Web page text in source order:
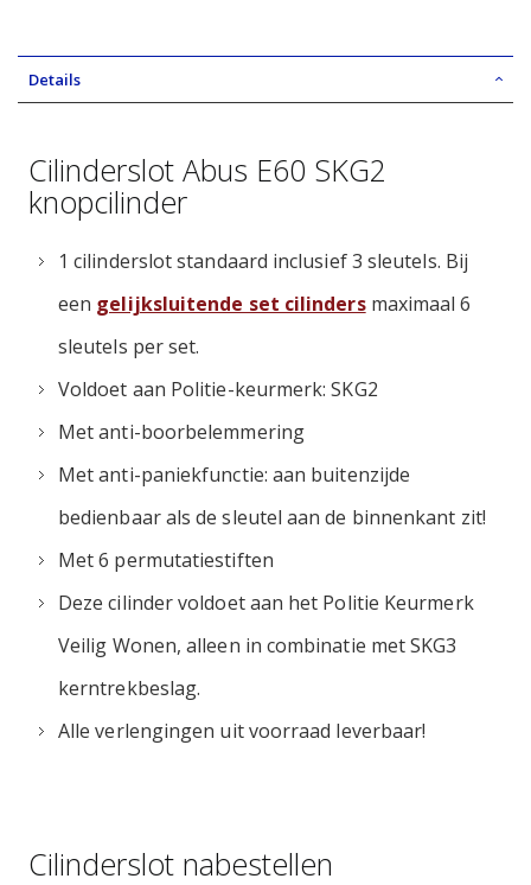
Details
Cilinderslot Abus E60 SKG2
knopcilinder
1 cilinderslot standaard inclusief 3 sleutels. Bij
een gelijksluitende set cilindersmaximaal 6
sleutels per set.
Voldoet aan Politie-keurmerk: SKG2
Met anti-boorbelemmering
Met anti-paniekfunctie: aan buitenzijde
bedienbaar als de sleutel aan de binnenkant zit!
Met 6 permutatiestiften
Deze cilinder voldoet aan het Politie Keurmerk
Veilig Wonen, alleen in combinatie met SKG3
kerntrekbeslag.
Alle verlengingen uit voorraad leverbaar!
Cilinderslot nabestellen